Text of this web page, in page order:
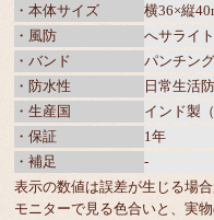
・本体サイズ
横36×縦
・風防
へサライ
・バンド
パンチン
・防水性
日常生活
・生産国
インド製
・保証
1年
・補足
-
表示の数値は誤差が生じる場合
モニターで見る色合いと、実